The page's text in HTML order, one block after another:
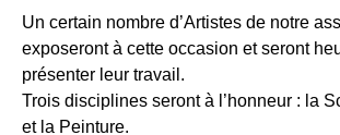
Un certain nombre d’Artistes de notre
exposeront à cette occasion et seront
présenter leur travail.
Trois disciplines seront à l’honneur : la
et la Peinture.